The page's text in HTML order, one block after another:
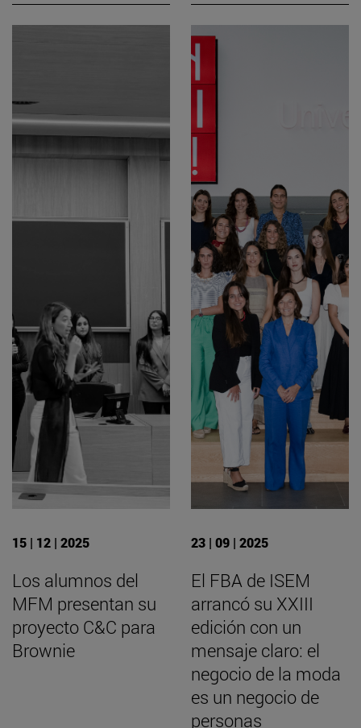
15 | 12 | 2025
Los alumnos del
MFM presentan su
proyecto C&C para
Brownie
23 | 09 | 2025
El FBA de ISEM
arrancó su XXIII
edición con un
mensaje claro: el
negocio de la moda
es un negocio de
personas